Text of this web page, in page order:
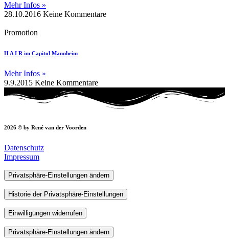
Mehr Infos »
28.10.2016 Keine Kommentare
Promotion
H A I R im Capitol Mannheim
Mehr Infos »
9.9.2015 Keine Kommentare
2026 © by René van der Voorden
Datenschutz
Impressum
Privatsphäre-Einstellungen ändern
Historie der Privatsphäre-Einstellungen
Einwilligungen widerrufen
Privatsphäre-Einstellungen ändern